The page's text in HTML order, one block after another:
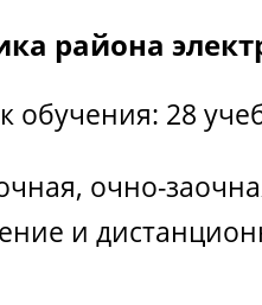
района
обучения: 28
очно-
и